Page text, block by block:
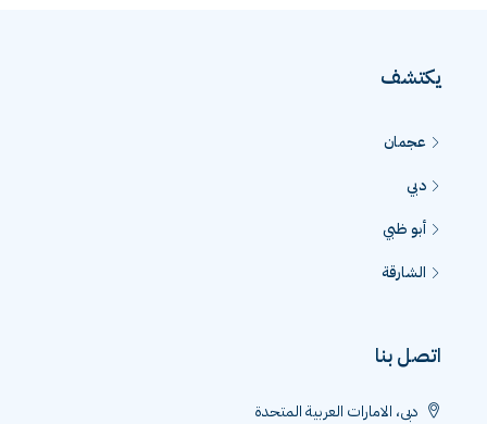
يكتشف
عجمان
دبي
أبو ظبي
الشارقة
اتصل بنا
دبى، الامارات العربية المتحدة